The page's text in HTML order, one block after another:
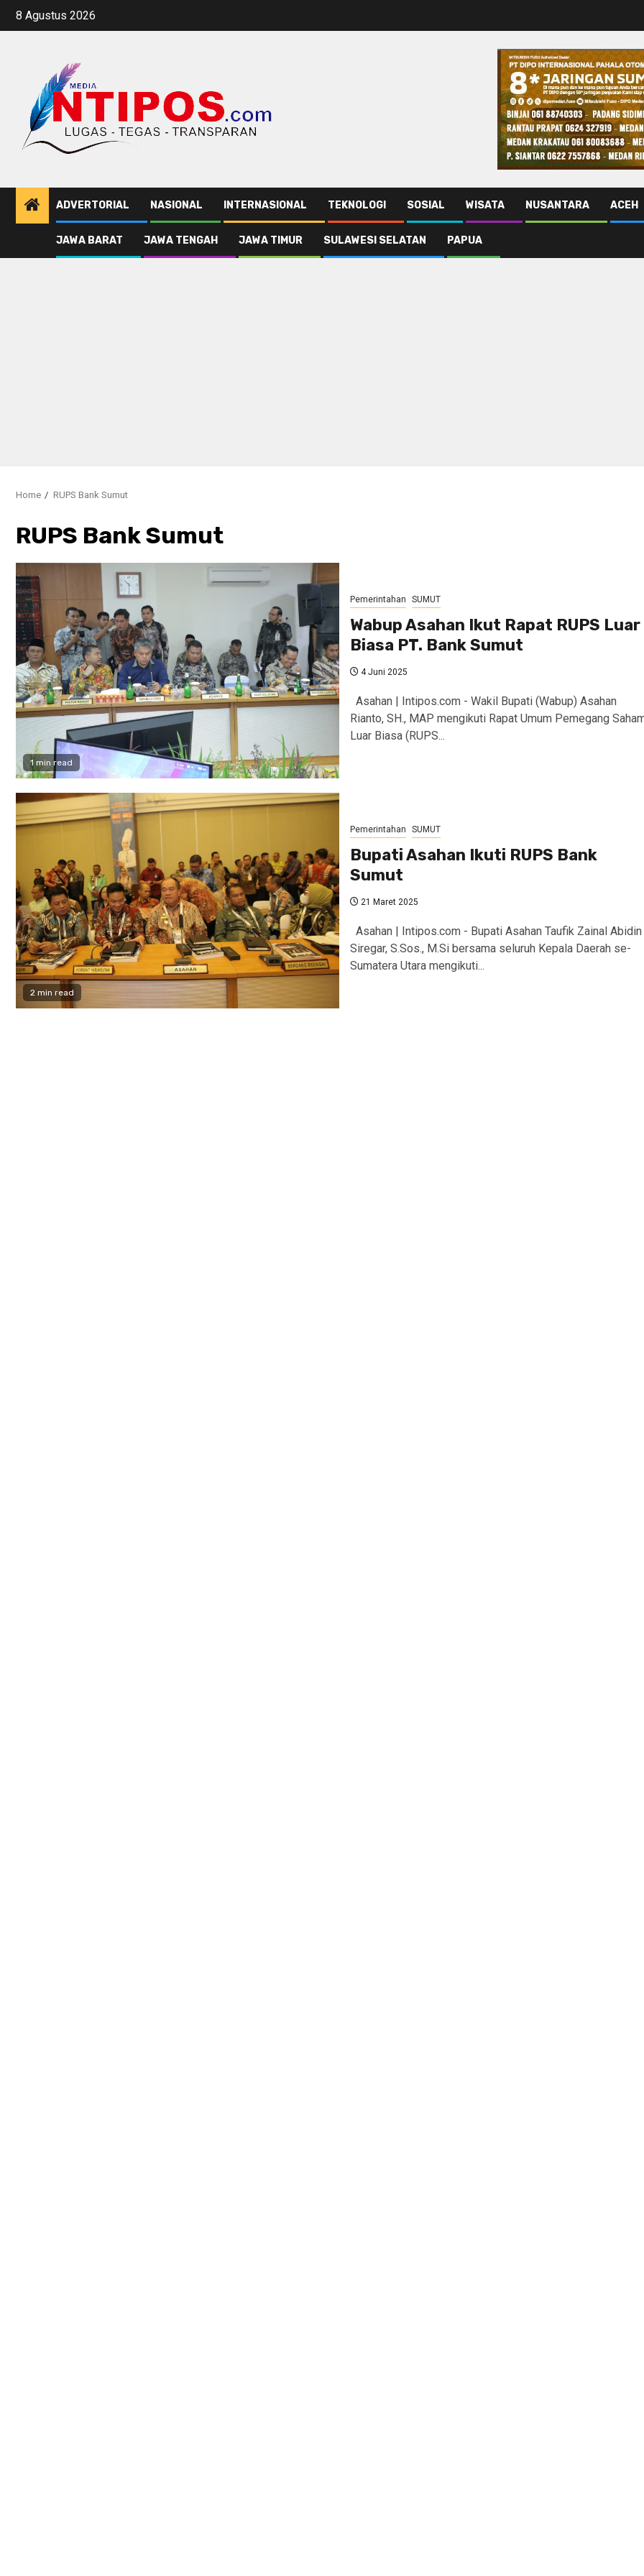
Skip
8 Agustus 2026
ADVERTORIAL NASIONAL INTERNASIONAL TEKNOLOGI SOSIAL WISATA NUSANTARA ACEH
JAWA BARAT JAWA TENGAH JAWA TIMUR SULAWESI SELATAN PAPUA
Home RUPS Bank Sumut
RUPS Bank Sumut
1 min read
Pemerintahan SUMUT
Wabup Asahan Ikut Rapat RUPS Luar
Biasa PT. Bank Sumut
4 Juni 2025
Asahan | Intipos.com - Wakil Bupati (Wabup) Asahan
Rianto, SH., MAP mengikuti Rapat Umum Pemegang
Luar Biasa (RUPS...
2 min read
Pemerintahan SUMUT
Bupati Asahan Ikuti RUPS Bank
Sumut
21 Maret 2025
Asahan | Intipos.com - Bupati Asahan Taufik Zainal Abidin
Siregar, S.Sos., M.Si bersama seluruh Kepala Daerah se-
Sumatera Utara mengikuti...